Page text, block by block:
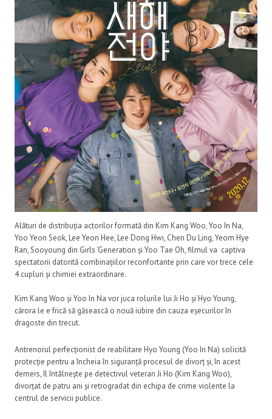
Alături de distribuția actorilor formată din Kim Kang Woo, Yoo In Na,
Yoo Yeon Seok, Lee Yeon Hee, Lee Dong Hwi, Chen Du Ling, Yeom Hye
Ran, Sooyoung din Girls ‘Generation și Yoo Tae Oh, filmul va captiva
spectatorii datorită combinațiilor reconfortante prin care vor trece cele
4 cupluri și chimiei extraordinare.
Kim Kang Woo și Yoo In Na vor juca rolurile lui Ji Ho și Hyo Young,
cărora le e frică să găsească o nouă iubire din cauza eșecurilor în
dragoste din trecut.
Antrenorul perfecționist de reabilitare Hyo Young (Yoo In Na) solicită
protecție pentru a încheia în siguranță procesul de divorț și, în acest
demers, îl întâlnește pe detectivul veteran Ji Ho (Kim Kang Woo),
divorțat de patru ani și retrogradat din echipa de crime violente la
centrul de servicii publice.